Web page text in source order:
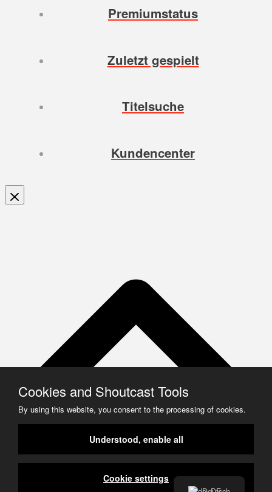
Premiumstatus
Zuletzt gespielt
Titelsuche
Kundencenter
Cookies and Shoutcast Tools
By using this website, you consent to the processing of cookies.
Understood, enable all
Cookie settings